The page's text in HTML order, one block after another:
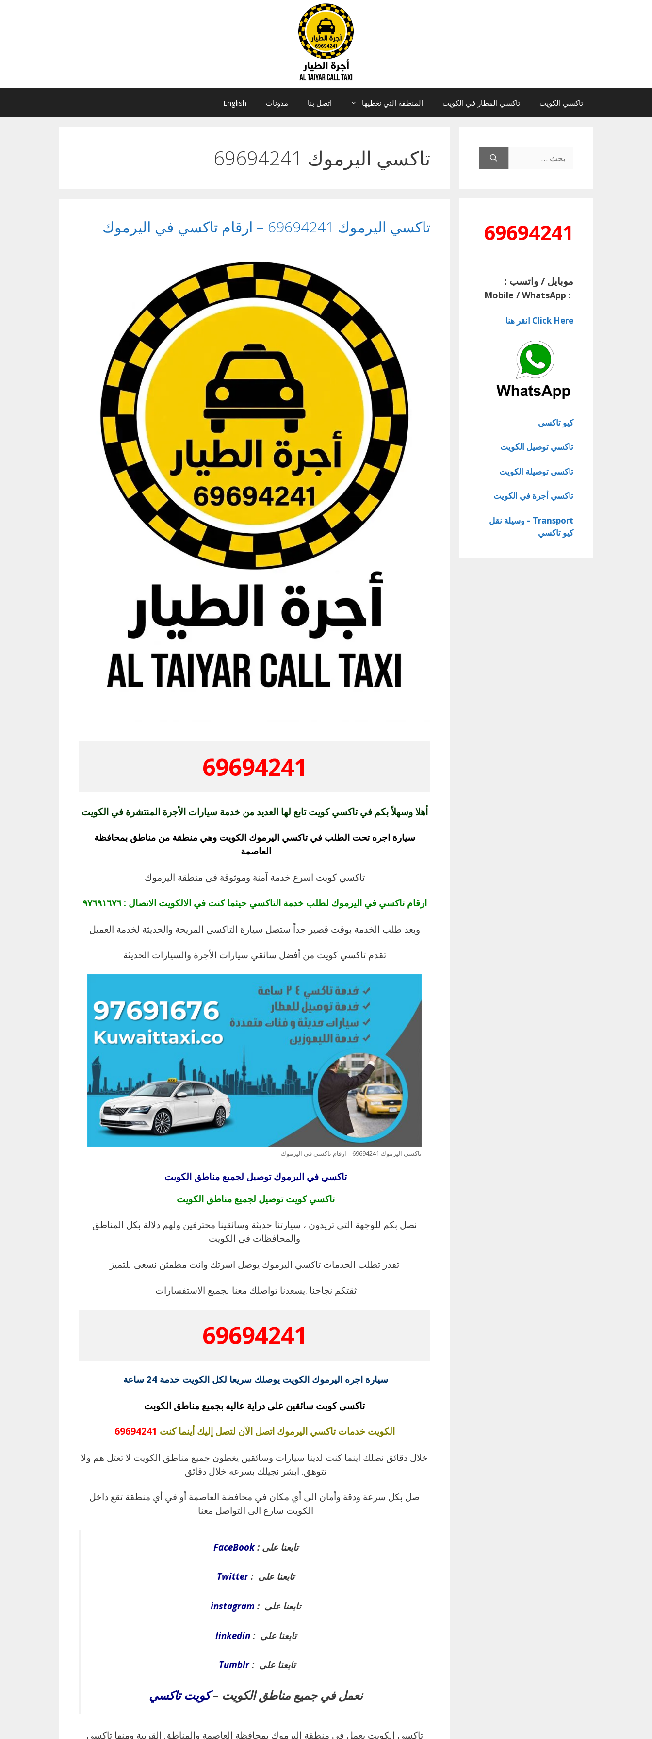
تاكسي الكويت تاكسي المطار في الكويت المنطقة التي نغطيها اتصل بنا مدونات English
تاكسي اليرموك 69694241
تاكسي اليرموك 69694241 – ارقام تاكسي في اليرموك
69694241
أهلا وسهلاً بكم في تاكسي كويت تابع لها العديد من خدمة سيارات الأجرة المنتشرة في الكويت
سيارة اجره تحت الطلب في تاكسي اليرموك الكويت وهي منطقة من مناطق بمحافظة
العاصمة
تاكسي كويت اسرع خدمة آمنة وموثوقة في منطقة اليرموك
ارقام تاكسي في اليرموك لطلب خدمة التاكسي حيثما كنت في الالكويت الاتصال : ٩٧٦٩١٦٧٦
وبعد طلب الخدمة بوقت قصير جداً ستصل سيارة التاكسي المريحة والحديثة لخدمة العميل
تقدم تاكسي كويت من أفضل سائقي سيارات الأجرة والسيارات الحديثة
تاكسي اليرموك 69694241 – ارقام تاكسي في اليرموك
تاكسي في اليرموك توصيل لجميع مناطق الكويت
تاكسي كويت توصيل لجميع مناطق الكويت
نصل بكم للوجهة التي تريدون ، سيارتنا حديثة وسائقينا محترفين ولهم دلالة بكل المناطق
والمحافظات في الكويت
تقدر تطلب الخدمات تاكسي اليرموك يوصل اسرتك وانت مطمئن نسعى للتميز
ثقتكم نجاجنا .يسعدنا تواصلك معنا لجميع الاستفسارات
69694241
سيارة اجره اليرموك الكويت يوصلك سريعا لكل الكويت خدمة 24 ساعة
تاكسي كويت سائقين على دراية عاليه بجميع مناطق الكويت
الكويت خدمات تاكسي اليرموك اتصل الآن لتصل إليك أينما كنت 69694241
خلال دقائق نصلك اينما كنت لدينا سيارات وسائقين يغطون جميع مناطق الكويت لا تعتل هم ولا
تتوهق. ابشر نجيلك بسرعه خلال دقائق
صل بكل سرعة ودقة وأمان الى أي مكان في محافظة العاصمة أو في أي منطقة تقع داخل
الكويت سارع الى التواصل معنا
تابعنا على : FaceBook
تابعنا على :Twitter
تابعنا على : instagram
تابعنا على :linkedin
تابعنا على :Tumblr
نعمل في جميع مناطق الكويت –كويت تاكسي
تاكسي الكويت يعمل في منطقة اليرموك بمحافظة العاصمة والمناطق القريبة ‎ومنها تاكسي
عن:
69694241
موبايل / واتسب :
:
Mobile / WhatsApp
Click Here انقر هنا
كيو تاكسي
تاكسي توصيل الكويت
تاكسي توصيلة الكويت
تاكسي أجرة في الكويت
Transport – وسيلة نقل
كيو تاكسي